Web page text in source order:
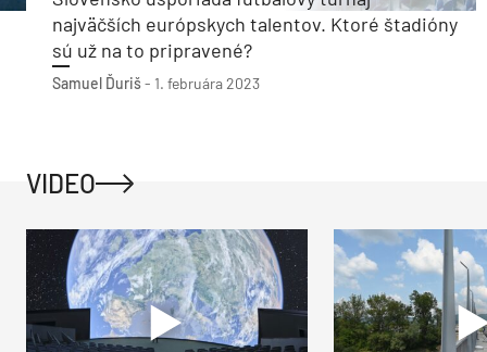
najväčších európskych talentov. Ktoré štadióny
sú už na to pripravené?
Samuel Ďuriš- 1. februára 2023
VIDEO